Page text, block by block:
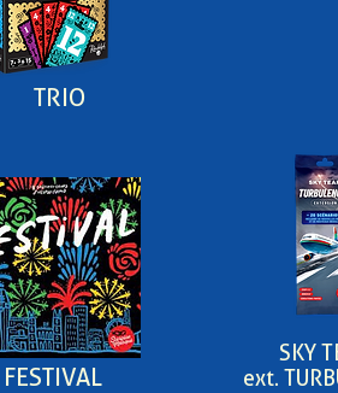
TRIO
FESTIVAL
SKY
ext.